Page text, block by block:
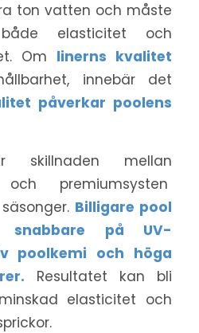
ton vatten och måste
elasticitet och
Om linerns kvalitet
innebär det
påverkar poolens
skillnaden mellan
och premiumsysten
Billigare pool
snabbare på UV-
poolkemi och höga
Resultatet kan bli
elasticitet och